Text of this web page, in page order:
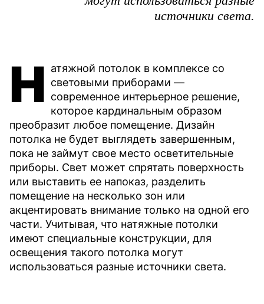
источники света.
Н атяжной потолок в комплексе со
световыми приборами —
современное интерьерное решение,
которое кардинальным образом
преобразит любое помещение. Дизайн
потолка не будет выглядеть завершенным,
пока не займут свое место осветительные
приборы. Свет может спрятать поверхность
или выставить ее напоказ, разделить
помещение на несколько зон или
акцентировать внимание только на одной его
части. Учитывая, что натяжные потолки
имеют специальные конструкции, для
освещения такого потолка могут
использоваться разные источники света.